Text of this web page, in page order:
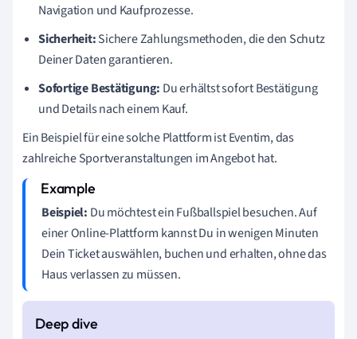
Navigation und Kaufprozesse.
Sicherheit:Sichere Zahlungsmethoden, die den Schutz
Deiner Daten garantieren.
Sofortige Bestätigung: Du erhältst sofort Bestätigung
und Details nach einem Kauf.
Ein Beispiel für eine solche Plattform ist Eventim, das
zahlreiche Sportveranstaltungen im Angebot hat.
Beispiel: Du möchtest ein Fußballspiel besuchen. Auf
einer Online-Plattform kannst Du in wenigen Minuten
Dein Ticket auswählen, buchen und erhalten, ohne das
Haus verlassen zu müssen.